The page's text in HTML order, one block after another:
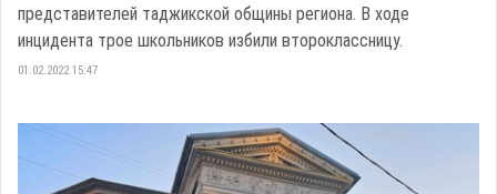
представителей таджикской общины региона. В ходе
инцидента трое школьников избили второклассницу.
01.02.2022 15:47